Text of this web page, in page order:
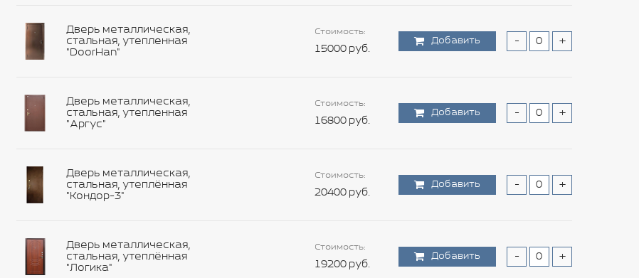
Дверь металлическая,
стальная, утепленная
"DoorHan"
Стоимость:
15000 руб.
Добавить - +
Дверь металлическая,
стальная, утепленная
"Аргус"
Стоимость:
16800 руб.
Добавить - +
Дверь металлическая,
стальная, утеплённая
"Кондор-3"
Стоимость:
20400 руб.
Добавить - +
Дверь металлическая,
стальная, утеплённая
"Логика"
Стоимость:
19200 руб.
Добавить - +